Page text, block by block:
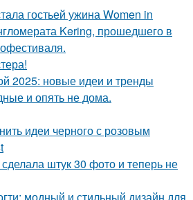
гостьей ужина Women in
Kering, прошедшего в
2025: новые идеи и тренды
и опять не дома.
идеи черного с розовым
штук 30 фото и теперь не
модный и стильный дизайн для